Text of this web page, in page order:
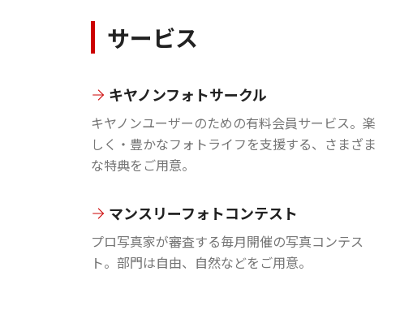
サービス
キヤノンフォトサークル
キヤノンユーザーのための有料会員サービス。楽
しく・豊かなフォトライフを支援する、さまざま
な特典をご用意。
マンスリーフォトコンテスト
プロ写真家が審査する毎月開催の写真コンテス
ト。部門は自由、自然などをご用意。